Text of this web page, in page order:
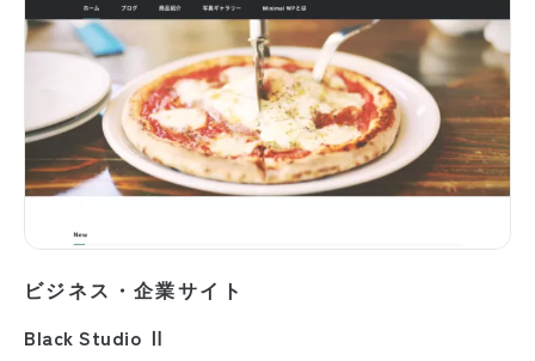
ビジネス・企業サイト
Black Studio Ⅱ